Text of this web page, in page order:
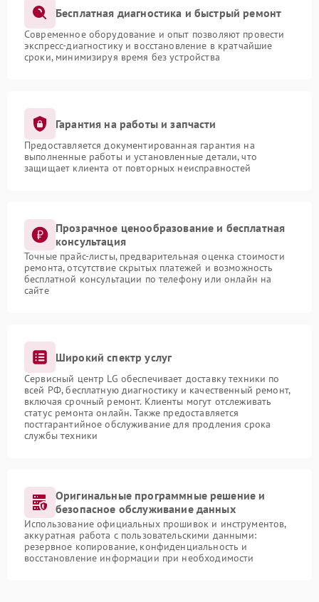
Бесплатная диагностика и быстрый ремонт
Современное оборудование и опыт позволяют провести
экспресс-диагностику и восстановление в кратчайшие
сроки, минимизируя время без устройства
Гарантия на работы и запчасти
Предоставляется документированная гарантия на
выполненные работы и установленные детали, что
защищает клиента от повторных неисправностей
Прозрачное ценообразование и бесплатная
консультация
Точные прайс-листы, предварительная оценка стоимости
ремонта, отсутствие скрытых платежей и возможность
бесплатной консультации по телефону или онлайн на
сайте
Широкий спектр услуг
Сервисный центр LG обеспечивает доставку техники по
всей РФ, бесплатную диагностику и качественный ремонт,
включая срочный ремонт. Клиенты могут отслеживать
статус ремонта онлайн. Также предоставляется
постгарантийное обслуживание для продления срока
службы техники
Оригинальные программные решение и
безопасное обслуживание данных
Использование официальных прошивок и инструментов,
аккуратная работа с пользовательскими данными:
резервное копирование, конфиденциальность и
восстановление информации при необходимости